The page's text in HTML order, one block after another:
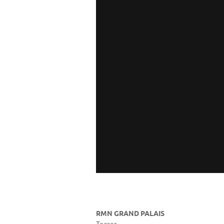
RMN GRAND PALAIS